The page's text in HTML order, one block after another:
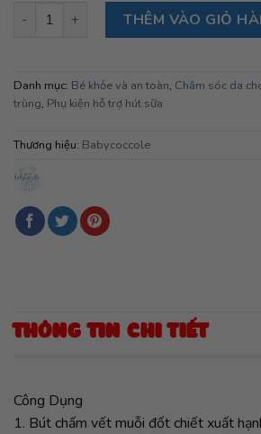
Bút chấm vết muỗi đốt chiết xuất
THÊM VÀO GIỎ
Danh mục: Bé khỏe và an toàn, Chăm sóc da
trùng, Phụ kiện hỗ trợ hút sữa
Thương hiệu: Babycoccole
THÔNG TIN CHI TIẾT
Công Dụng
1. Bút chấm vết muỗi đốt chiết xuất